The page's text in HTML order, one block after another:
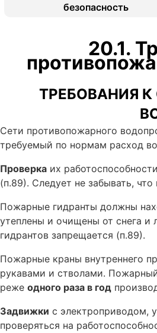
безопасность
20.1.
ТРЕБОВАНИЯ
Сети противопожарного
требуемый по нормам расход
Проверка их
(п.89). Следует не забывать,
Пожарные гидранты должны
утеплены и очищены от снега и
гидрантов запрещается (п.89).
Пожарные краны внутреннего
рукавами и стволами.
реже одного раза в год
Задвижки с электроприводом,
проверяться на